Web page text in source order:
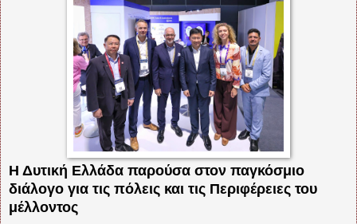
Η Δυτική Ελλάδα παρούσα στον παγκόσμιο
διάλογο για τις πόλεις και τις Περιφέρειες του
μέλλοντος